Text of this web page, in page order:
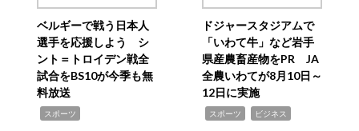
ベルギーで戦う日本人
選手を応援しよう シ
ント＝トロイデン戦全
試合をBS10が今季も無
料放送
スポーツ
ドジャースタジアムで
「いわて牛」など岩手
県産農畜産物をPR JA
全農いわてが8月10日～
12日に実施
スポーツ ビジネス